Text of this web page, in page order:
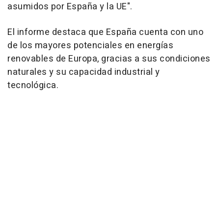
asumidos por España y la UE".
El informe destaca que España cuenta con uno
de los mayores potenciales en energías
renovables de Europa, gracias a sus condiciones
naturales y su capacidad industrial y
tecnológica.